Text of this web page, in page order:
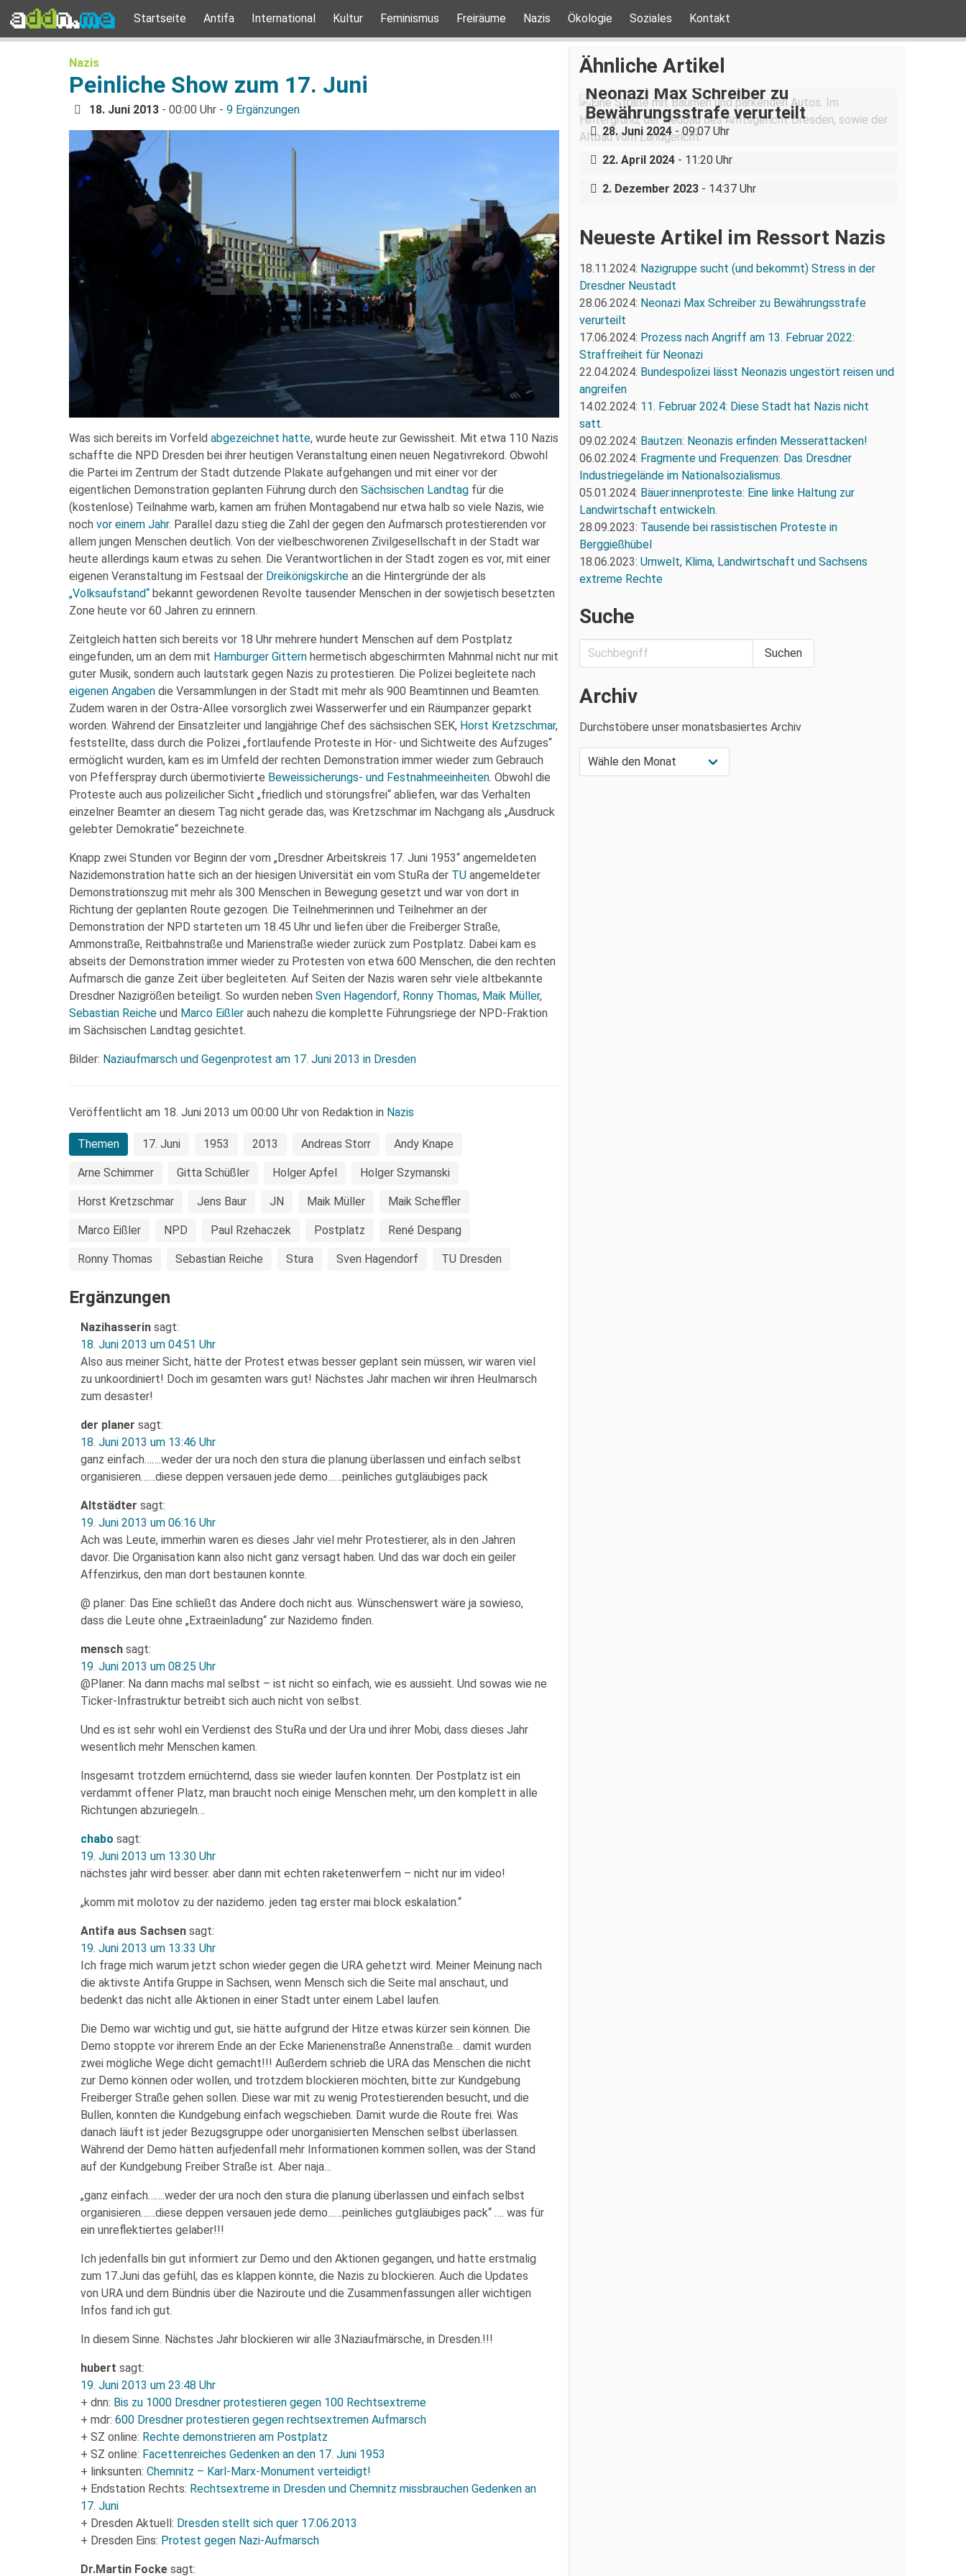
Startseite Antifa International Kultur Feminismus Freiräume Nazis Ökologie Soziales Kontakt
Nazis
Peinliche Show zum 17. Juni
18. Juni 2013 - 00:00 Uhr - 9 Ergänzungen
Was sich bereits im Vorfeld abgezeichnet hatte, wurde heute zur Gewissheit. Mit etwa 110 Nazis
schaffte die NPD Dresden bei ihrer heutigen Veranstaltung einen neuen Negativrekord. Obwohl
die Partei im Zentrum der Stadt dutzende Plakate aufgehangen und mit einer vor der
eigentlichen Demonstration geplanten Führung durch den Sächsischen Landtag für die
(kostenlose) Teilnahme warb, kamen am frühen Montagabend nur etwa halb so viele Nazis, wie
noch vor einem Jahr. Parallel dazu stieg die Zahl der gegen den Aufmarsch protestierenden vor
allem jungen Menschen deutlich. Von der vielbeschworenen Zivilgesellschaft in der Stadt war
heute allerdings kaum etwas zu sehen. Die Verantwortlichen in der Stadt zogen es vor, mit einer
eigenen Veranstaltung im Festsaal der Dreikönigskirche an die Hintergründe der als
„Volksaufstand“ bekannt gewordenen Revolte tausender Menschen in der sowjetisch besetzten
Zone heute vor 60 Jahren zu erinnern.
Zeitgleich hatten sich bereits vor 18 Uhr mehrere hundert Menschen auf dem Postplatz
eingefunden, um an dem mit Hamburger Gittern hermetisch abgeschirmten Mahnmal nicht nur mit
guter Musik, sondern auch lautstark gegen Nazis zu protestieren. Die Polizei begleitete nach
eigenen Angaben die Versammlungen in der Stadt mit mehr als 900 Beamtinnen und Beamten.
Zudem waren in der Ostra-Allee vorsorglich zwei Wasserwerfer und ein Räumpanzer geparkt
worden. Während der Einsatzleiter und langjährige Chef des sächsischen SEK, Horst Kretzschmar,
feststellte, dass durch die Polizei „fortlaufende Proteste in Hör- und Sichtweite des Aufzuges“
ermöglicht wurden, kam es im Umfeld der rechten Demonstration immer wieder zum Gebrauch
von Pfefferspray durch übermotivierte Beweissicherungs- und Festnahmeeinheiten. Obwohl die
Proteste auch aus polizeilicher Sicht „friedlich und störungsfrei“ abliefen, war das Verhalten
einzelner Beamter an diesem Tag nicht gerade das, was Kretzschmar im Nachgang als „Ausdruck
gelebter Demokratie“ bezeichnete.
Knapp zwei Stunden vor Beginn der vom „Dresdner Arbeitskreis 17. Juni 1953“ angemeldeten
Nazidemonstration hatte sich an der hiesigen Universität ein vom StuRa der TU angemeldeter
Demonstrationszug mit mehr als 300 Menschen in Bewegung gesetzt und war von dort in
Richtung der geplanten Route gezogen. Die Teilnehmerinnen und Teilnehmer an der
Demonstration der NPD starteten um 18.45 Uhr und liefen über die Freiberger Straße,
Ammonstraße, Reitbahnstraße und Marienstraße wieder zurück zum Postplatz. Dabei kam es
abseits der Demonstration immer wieder zu Protesten von etwa 600 Menschen, die den rechten
Aufmarsch die ganze Zeit über begleiteten. Auf Seiten der Nazis waren sehr viele altbekannte
Dresdner Nazigrößen beteiligt. So wurden neben Sven Hagendorf, Ronny Thomas, Maik Müller,
Sebastian Reiche und Marco Eißler auch nahezu die komplette Führungsriege der NPD-Fraktion
im Sächsischen Landtag gesichtet.
Bilder: Naziaufmarsch und Gegenprotest am 17. Juni 2013 in Dresden
Veröffentlicht am 18. Juni 2013 um 00:00 Uhr von Redaktion in Nazis
Themen 17. Juni 1953 2013 Andreas Storr Andy Knape
Arne Schimmer Gitta Schüßler Holger Apfel Holger Szymanski
Horst Kretzschmar Jens Baur JN Maik Müller Maik Scheff­ler
Marco Eißler NPD Paul Rze­haczek Postplatz René Despang
Ronny Thomas Sebastian Reiche Stura Sven Hagendorf TU Dresden
Ergänzungen
Nazihasserin sagt:
18. Juni 2013 um 04:51 Uhr
Also aus meiner Sicht, hätte der Protest etwas besser geplant sein müssen, wir waren viel
zu unkoordiniert! Doch im gesamten wars gut! Nächstes Jahr machen wir ihren Heulmarsch
zum desaster!
der planer sagt:
18. Juni 2013 um 13:46 Uhr
ganz einfach…….weder der ura noch den stura die planung überlassen und einfach selbst
organisieren……diese deppen versauen jede demo……peinliches gutgläubiges pack
Altstädter sagt:
19. Juni 2013 um 06:16 Uhr
Ach was Leute, immerhin waren es dieses Jahr viel mehr Protestierer, als in den Jahren
davor. Die Organisation kann also nicht ganz versagt haben. Und das war doch ein geiler
Affenzirkus, den man dort bestaunen konnte.
@ planer: Das Eine schließt das Andere doch nicht aus. Wünschenswert wäre ja sowieso,
dass die Leute ohne „Extraeinladung“ zur Nazidemo finden.
mensch sagt:
19. Juni 2013 um 08:25 Uhr
@Planer: Na dann machs mal selbst – ist nicht so einfach, wie es aussieht. Und sowas wie ne
Ticker-Infrastruktur betreibt sich auch nicht von selbst.
Und es ist sehr wohl ein Verdienst des StuRa und der Ura und ihrer Mobi, dass dieses Jahr
wesentlich mehr Menschen kamen.
Insgesamt trotzdem ernüchternd, dass sie wieder laufen konnten. Der Postplatz ist ein
verdammt offener Platz, man braucht noch einige Menschen mehr, um den komplett in alle
Richtungen abzuriegeln…
chabo sagt:
19. Juni 2013 um 13:30 Uhr
nächstes jahr wird besser. aber dann mit echten raketenwerfern – nicht nur im video!
„komm mit molotov zu der nazidemo. jeden tag erster mai block eskalation.“
Antifa aus Sachsen sagt:
19. Juni 2013 um 13:33 Uhr
Ich frage mich warum jetzt schon wieder gegen die URA gehetzt wird. Meiner Meinung nach
die aktivste Antifa Gruppe in Sachsen, wenn Mensch sich die Seite mal anschaut, und
bedenkt das nicht alle Aktionen in einer Stadt unter einem Label laufen.
Die Demo war wichtig und gut, sie hätte aufgrund der Hitze etwas kürzer sein können. Die
Demo stoppte vor ihrerem Ende an der Ecke Marienenstraße Annenstraße… damit wurden
zwei mögliche Wege dicht gemacht!!! Außerdem schrieb die URA das Menschen die nicht
zur Demo können oder wollen, und trotzdem blockieren möchten, bitte zur Kundgebung
Freiberger Straße gehen sollen. Diese war mit zu wenig Protestierenden besucht, und die
Bullen, konnten die Kundgebung einfach wegschieben. Damit wurde die Route frei. Was
danach läuft ist jeder Bezugsgruppe oder unorganisierten Menschen selbst überlassen.
Während der Demo hätten aufjedenfall mehr Informationen kommen sollen, was der Stand
auf der Kundgebung Freiber Straße ist. Aber naja…
„ganz einfach…….weder der ura noch den stura die planung überlassen und einfach selbst
organisieren……diese deppen versauen jede demo……peinliches gutgläubiges pack“ …. was für
ein unreflektiertes gelaber!!!
Ich jedenfalls bin gut informiert zur Demo und den Aktionen gegangen, und hatte erstmalig
zum 17.Juni das gefühl, das es klappen könnte, die Nazis zu blockieren. Auch die Updates
von URA und dem Bündnis über die Naziroute und die Zusammenfassungen aller wichtigen
Infos fand ich gut.
In diesem Sinne. Nächstes Jahr blockieren wir alle 3Naziaufmärsche, in Dresden.!!!
hubert sagt:
19. Juni 2013 um 23:48 Uhr
+ dnn: Bis zu 1000 Dresdner protestieren gegen 100 Rechtsextreme
+ mdr: 600 Dresdner protestieren gegen rechtsextremen Aufmarsch
+ SZ online: Rechte demonstrieren am Postplatz
+ SZ online: Facettenreiches Gedenken an den 17. Juni 1953
+ linksunten: Chemnitz – Karl-Marx-Monument verteidigt!
+ Endstation Rechts: Rechtsextreme in Dresden und Chemnitz missbrauchen Gedenken an
17. Juni
+ Dresden Aktuell: Dresden stellt sich quer 17.06.2013
+ Dresden Eins: Protest gegen Nazi-Aufmarsch
Dr.Martin Focke sagt:
Ähnliche Artikel
Neonazi Max Schreiber zu
Bewährungsstrafe verurteilt
28. Juni 2024- 09:07 Uhr
Bundespolizei lässt Neonazis
ungestört reisen und angreifen
22. April 2024- 11:20 Uhr
Von der PEGIDA-Demo in den Senat
der TU Dresden?
2. Dezember 2023- 14:37 Uhr
Neueste Artikel im Ressort Nazis
18.11.2024: Nazigruppe sucht (und bekommt) Stress in der
Dresdner Neustadt
28.06.2024: Neonazi Max Schreiber zu Bewährungsstrafe
verurteilt
17.06.2024: Prozess nach Angriff am 13. Februar 2022:
Straffreiheit für Neonazi
22.04.2024: Bundespolizei lässt Neonazis ungestört reisen und
angreifen
14.02.2024: 11. Februar 2024: Diese Stadt hat Nazis nicht
satt.
09.02.2024: Bautzen: Neonazis erfinden Messerattacken!
06.02.2024: Fragmente und Frequenzen: Das Dresdner
Industriegelände im Nationalsozialismus.
05.01.2024: Bäuer:innenproteste: Eine linke Haltung zur
Landwirtschaft entwickeln.
28.09.2023: Tausende bei rassistischen Proteste in
Berggießhübel
18.06.2023: Umwelt, Klima, Landwirtschaft und Sachsens
extreme Rechte
Suche
Archiv
Durchstöbere unser monatsbasiertes Archiv